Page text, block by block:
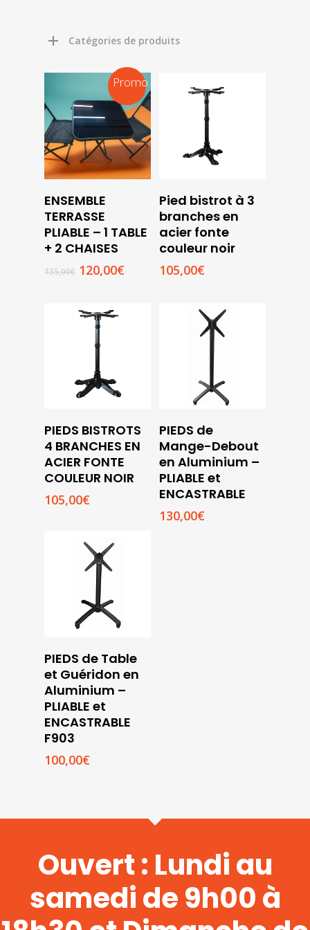
Catégories de produits
Promo !
Ajouter
Au
Panier
ENSEMBLE
TERRASSE
PLIABLE – 1 TABLE
+ 2 CHAISES
135,00€ Le
était :
135,00€.
120,00€Le
Ajouter
Au
Panier
Pied bistrot à 3
branches en
acier fonte
couleur noir
105,00€
Ajouter
Au
Panier
PIEDS BISTROTS
4 BRANCHES EN
ACIER FONTE
COULEUR NOIR
105,00€
Ajouter
Au
Panier
PIEDS de
Mange-Debout
en Aluminium –
PLIABLE et
ENCASTRABLE
130,00€
Choix
Des
Options
PIEDS de Table
et Guéridon en
Aluminium –
PLIABLE et
ENCASTRABLE
F903
100,00€
Ouvert : Lundi au
samedi de 9h00 à